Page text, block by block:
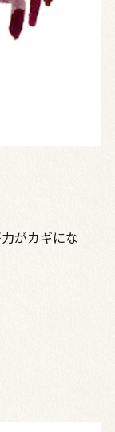
がカギにな